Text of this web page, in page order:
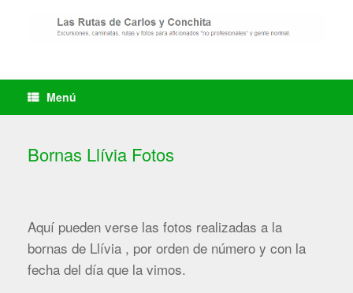
Menú
Bornas Llívia Fotos
Aquí pueden verse las fotos realizadas a la
bornas de Llívia , por orden de número y con la
fecha del día que la vimos.